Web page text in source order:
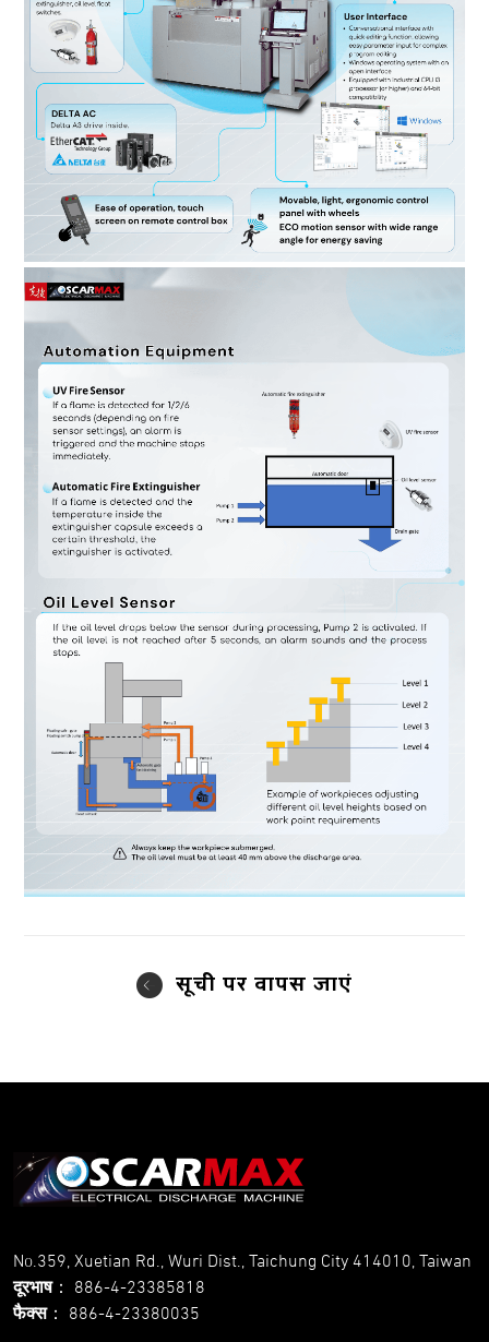
सूची पर वापस जाएं
No.359, Xuetian Rd., Wuri Dist., Taichung City 414010, Taiwan
दूरभाष： 886-4-23385818
फैक्स： 886-4-23380035